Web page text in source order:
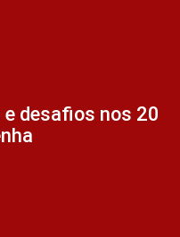
desafios nos 20